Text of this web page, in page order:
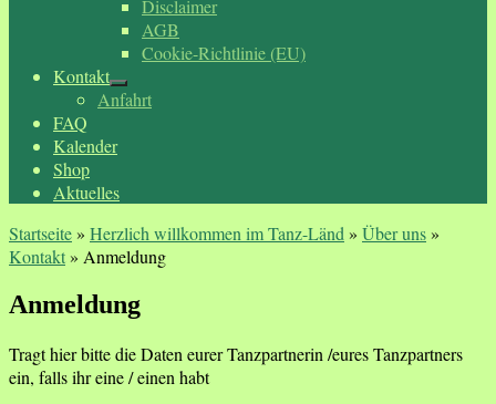
Disclaimer
AGB
Cookie-Richtlinie (EU)
Kontakt
Anfahrt
FAQ
Kalender
Shop
Aktuelles
Startseite» Herzlich willkommen im Tanz-Länd » Über uns»
Kontakt» Anmeldung
Anmeldung
Tragt hier bitte die Daten eurer Tanzpartnerin /eures Tanzpartners
ein, falls ihr eine / einen habt